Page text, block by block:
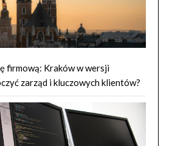
firmową: Kraków w wersji
zarząd i kluczowych klientów?